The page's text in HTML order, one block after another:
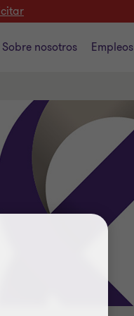
Sobre nosotros Empleos